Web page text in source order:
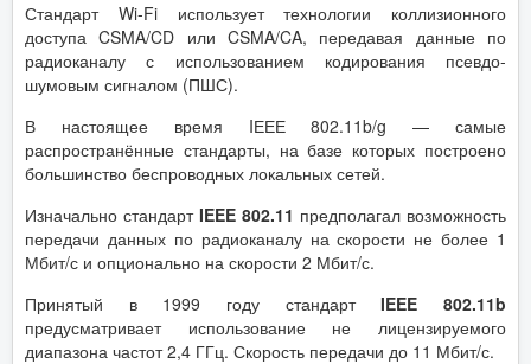
Стандарт Wi-Fi использует технологии коллизионного
доступа CSMA/CD или CSMA/CA, передавая данные по
радиоканалу с использованием кодирования псевдо-
шумовым сигналом (ПШС).
В настоящее время IЕЕЕ 802.11b/g — самые
распространённые стандарты, на базе которых построено
большинство беспроводных локальных сетей.
Изначально стандарт IEEE 802.11 предполагал возможность
передачи данных по радиоканалу на скорости не более 1
Мбит/с и опционально на скорости 2 Мбит/с.
Принятый в 1999 году стандартIEEE 802.11b
предусматривает использование не лицензируемого
диапазона частот 2,4 ГГц. Скорость передачи до 11 Мбит/с.